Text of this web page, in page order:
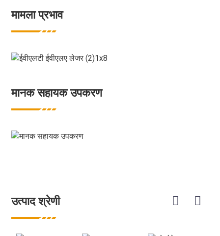
मामला प्रभाव
मानक सहायक उपकरण
उत्पाद श्रेणी